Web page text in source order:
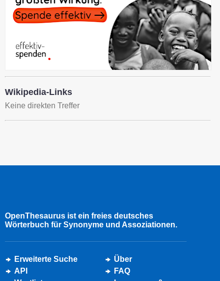
Wikipedia-Links
Keine direkten Treffer
OpenThesaurus ist ein freies deutsches
Wörterbuch für Synonyme und Assoziationen.
Erweiterte Suche
API
Über
FAQ